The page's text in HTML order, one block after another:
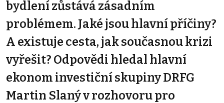
bydlení zůstává zásadním
problémem. Jaké jsou hlavní příčiny?
A existuje cesta, jak současnou krizi
vyřešit? Odpovědi hledal hlavní
ekonom investiční skupiny DRFG
Martin Slaný v rozhovoru pro